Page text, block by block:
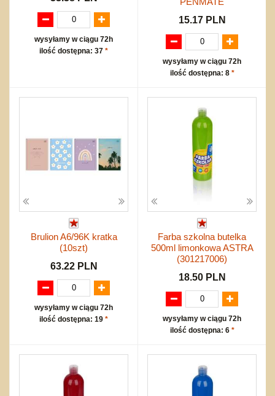
wysyłamy w ciągu 72h
ilość dostępna: 37 *
15.17 PLN
wysyłamy w ciągu 72h
ilość dostępna: 8 *
Brulion A6/96K kratka
(10szt)
63.22 PLN
wysyłamy w ciągu 72h
ilość dostępna: 19 *
Farba szkolna butelka
500ml limonkowa ASTRA
(301217006)
18.50 PLN
wysyłamy w ciągu 72h
ilość dostępna: 6 *